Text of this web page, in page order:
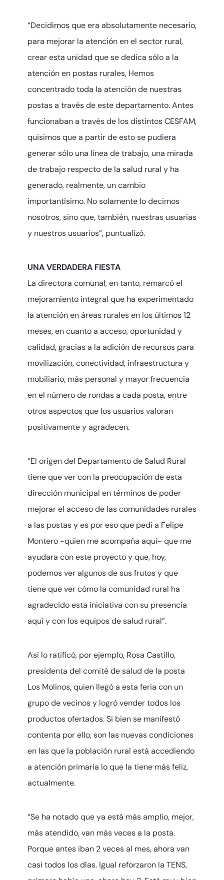
“Decidimos que era absolutamente necesario,
para mejorar la atención en el sector rural,
crear esta unidad que se dedica sólo a la
atención en postas rurales, Hemos
concentrado toda la atención de nuestras
postas a través de este departamento. Antes
funcionaban a través de los distintos CESFAM,
quisimos que a partir de esto se pudiera
generar sólo una línea de trabajo, una mirada
de trabajo respecto de la salud rural y ha
generado, realmente, un cambio
importantísimo. No solamente lo decimos
nosotros, sino que, también, nuestras usuarias
y nuestros usuarios”, puntualizó.
UNA VERDADERA FIESTA
La directora comunal, en tanto, remarcó el
mejoramiento integral que ha experimentado
la atención en áreas rurales en los últimos 12
meses, en cuanto a acceso, oportunidad y
calidad, gracias a la adición de recursos para
movilización, conectividad, infraestructura y
mobiliario, más personal y mayor frecuencia
en el número de rondas a cada posta, entre
otros aspectos que los usuarios valoran
positivamente y agradecen.
“El origen del Departamento de Salud Rural
tiene que ver con la preocupación de esta
dirección municipal en términos de poder
mejorar el acceso de las comunidades rurales
a las postas y es por eso que pedí a Felipe
Montero -quien me acompaña aquí- que me
ayudara con este proyecto y que, hoy,
podemos ver algunos de sus frutos y que
tiene que ver cómo la comunidad rural ha
agradecido esta iniciativa con su presencia
aquí y con los equipos de salud rural”.
Así lo ratificó, por ejemplo, Rosa Castillo,
presidenta del comité de salud de la posta
Los Molinos, quien llegó a esta feria con un
grupo de vecinos y logró vender todos los
productos ofertados. Si bien se manifestó
contenta por ello, son las nuevas condiciones
en las que la población rural está accediendo
a atención primaria lo que la tiene más feliz,
actualmente.
“Se ha notado que ya está más amplio, mejor,
más atendido, van más veces a la posta.
Porque antes iban 2 veces al mes, ahora van
casi todos los días. Igual reforzaron la TENS,